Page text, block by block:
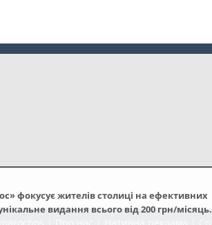
фокусує жителів столиці на ефективних
видання всього від 200 грн/місяць.